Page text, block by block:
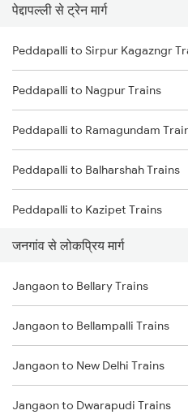
Jangaon to Vijayawada Trains
Jangaon to Khammam Trains
Jangaon to Jamikunta Trains
Jangaon to Bellampalli Trains
Jangaon to Bhadrachalam Trains
Jangaon to Manuguru Trains
Jangaon to Nellore Trains
Jangaon to Mangalagiri Trains
Jangaon to Wardha Trains
पेद्दापल्ली से ट्रेन मार्ग
Peddapalli to Sirpur Kagazngr
Peddapalli to Nagpur Trains
Peddapalli to Ramagundam
Peddapalli to Balharshah Trains
Peddapalli to Kazipet Trains
Peddapalli to Warangal Trains
Peddapalli to Hyderabad Trains
Peddapalli to Bellampalli Trains
Peddapalli to Bhopal Trains
Peddapalli to Agra Trains
जनगांव से लोकप्रिय मार्ग
Jangaon to Bellary Trains
Jangaon to Bellampalli Trains
Jangaon to New Delhi Trains
Jangaon to Dwarapudi Trains